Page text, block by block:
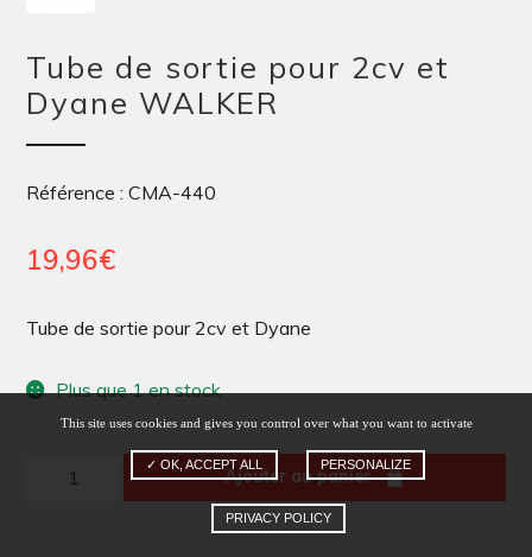
Tube de sortie pour 2cv et
Dyane WALKER
Référence : CMA-440
19,96€
Tube de sortie pour 2cv et Dyane
Plus que 1 en stock
quantité
Ajouter au panier
This site uses cookies and gives you control over what you want to activate
✓ OK, ACCEPT ALL PERSONALIZE
PRIVACY POLICY